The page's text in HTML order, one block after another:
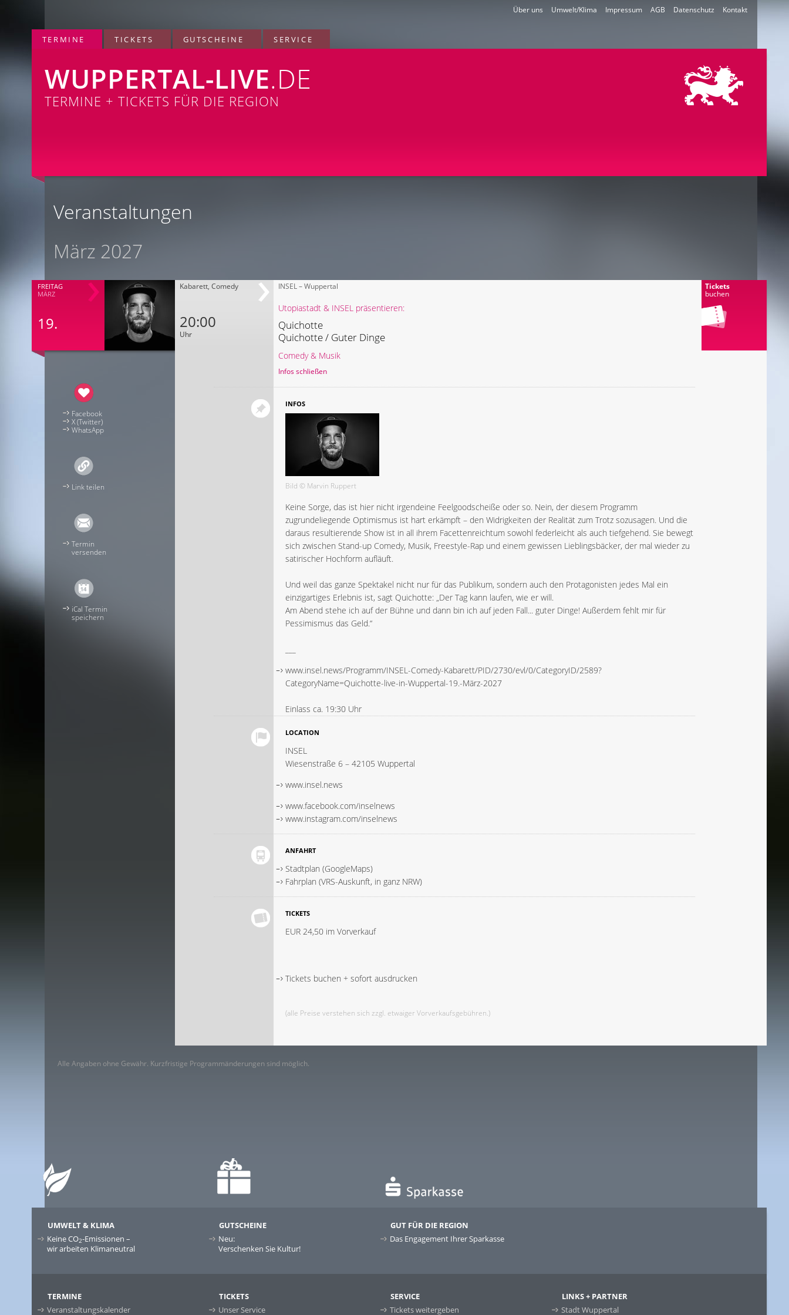
Kontakt
Datenschutz
AGB
Impressum
Umwelt/Klima
Über uns
TERMINE TICKETS GUTSCHEINE SERVICE
WUPPERTAL-LIVE.DE
TERMINE + TICKETS FÜR DIE REGION
Veranstaltungen
März 2027
FREITAG
MÄRZ
19.
Kabarett, Comedy
20:00
Uhr
Tickets
buchen
INSEL – Wuppertal
Utopiastadt & INSEL präsentieren:
Quichotte
Quichotte / Guter Dinge
Comedy & Musik
Infos schließen
Facebook
X (Twitter)
WhatsApp
Link teilen
Termin
versenden
iCal Termin
speichern
INFOS
Bild © Marvin Ruppert
Keine Sorge, das ist hier nicht irgendeine Feelgoodscheiße oder so. Nein, der diesem Programm
zugrundeliegende Optimismus ist hart erkämpft – den Widrigkeiten der Realität zum Trotz sozusagen. Und die
daraus resultierende Show ist in all ihrem Facettenreichtum sowohl federleicht als auch tiefgehend. Sie bewegt
sich zwischen Stand-up Comedy, Musik, Freestyle-Rap und einem gewissen Lieblingsbäcker, der mal wieder zu
satirischer Hochform aufläuft.
Und weil das ganze Spektakel nicht nur für das Publikum, sondern auch den Protagonisten jedes Mal ein
einzigartiges Erlebnis ist, sagt Quichotte: „Der Tag kann laufen, wie er will.
Am Abend stehe ich auf der Bühne und dann bin ich auf jeden Fall... guter Dinge! Außerdem fehlt mir für
Pessimismus das Geld.“
www.insel.news/Programm/INSEL-Comedy-Kabarett/PID/2730/evl/0/CategoryID/2589?
CategoryName=Quichotte-live-in-Wuppertal-19.-März-2027
Einlass ca. 19:30 Uhr
LOCATION
INSEL
Wiesenstraße 6 – 42105 Wuppertal
www.insel.news
www.facebook.com/inselnews
www.instagram.com/inselnews
ANFAHRT
Stadtplan (GoogleMaps)
Fahrplan (VRS-Auskunft, in ganz NRW)
TICKETS
EUR 24,50 im Vorverkauf
Tickets buchen + sofort ausdrucken
(alle Preise verstehen sich zzgl. etwaiger Vorverkaufsgebühren.)
Alle Angaben ohne Gewähr. Kurzfristige Programmänderungen sind möglich.
UMWELT & KLIMA
Keine CO2-Emissionen –
wir arbeiten Klimaneutral
GUTSCHEINE
Neu:
Verschenken Sie Kultur!
GUT FÜR DIE REGION
Das Engagement Ihrer Sparkasse
TERMINE
Veranstaltungskalender
TICKETS
Unser Service
SERVICE
Tickets weitergeben
LINKS + PARTNER
Stadt Wuppertal